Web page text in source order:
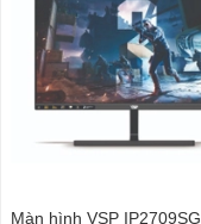
Màn hình VSP IP2709SG